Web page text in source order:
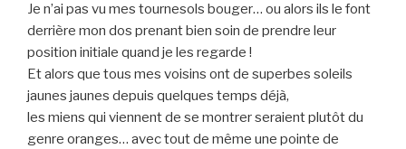
Je n’ai pas vu mes tournesols bouger… ou alors ils le font
derrière mon dos prenant bien soin de prendre leur
position initiale quand je les regarde !
Et alors que tous mes voisins ont de superbes soleils
jaunes jaunes depuis quelques temps déjà,
les miens qui viennent de se montrer seraient plutôt du
genre oranges… avec tout de même une pointe de